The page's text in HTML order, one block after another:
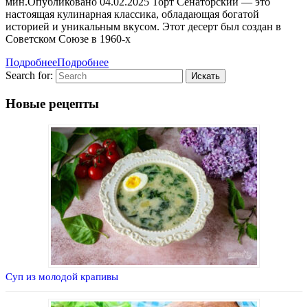
настоящая кулинарная классика, обладающая богатой
историей и уникальным вкусом. Этот десерт был создан в
Советском Союзе в 1960-х
ПодробнееПодробнее
Search for:
Новые рецепты
Суп из молодой крапивы